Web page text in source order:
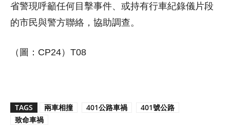
省警現呼籲任何目擊事件、或持有行車紀錄儀片段
的市民與警方聯絡，協助調查。
（圖：CP24）T08
TAGS 兩車相撞 401公路車禍
401號公路
致命車禍